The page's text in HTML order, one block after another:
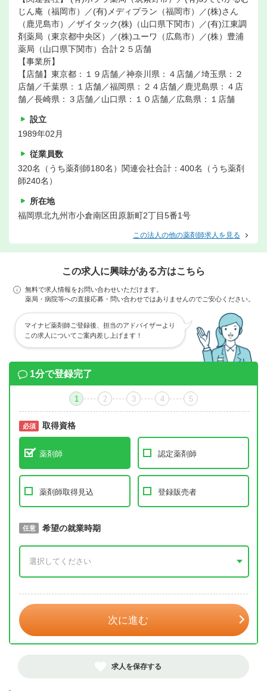
じん庵（福岡市）／(有)メディプラン（福岡市）／(株)さん
（鹿児島市）／ザイタック(株)（山口県下関市）／(有)江東調
剤薬局（東京都中央区）／(株)ユーワ（広島市）／(株）豊浦
薬局（山口県下関市）合計２５店舗
【事業所】
【店舗】東京都：１９店舗／神奈川県：４店舗／埼玉県：２
店舗／千葉県：１店舗／福岡県：２４店舗／鹿児島県：４店
舗／長崎県：３店舗／山口県：１０店舗／広島県：１店舗
設立
1989年02月
従業員数
320名（うち薬剤師180名）関連会社合計：400名（うち薬剤
師240名）
所在地
福岡県北九州市小倉南区田原新町2丁目5番1号
この法人の他の薬剤師求人を見る
この求人に興味がある方はこちら
無料で求人情報をお問い合わせいただけます。
薬局・病院等への直接応募・問い合わせではありませんのでご安心ください。
マイナビ薬剤師ご登録後、担当のアドバイザーより
この求人についてご案内差し上げます！
1分で登録完了
1 2 3 4 5
必須 取得資格
薬剤師 認定薬剤師
薬剤師取得見込 登録販売者
必須 取得予定年
任意 希望の就業時期
次に進む
求人を保存する